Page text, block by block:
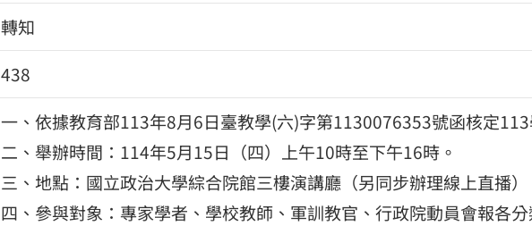
轉知
438
一、依據教育部113年8月6日臺教學(六)字第1130076353號函核定
二、舉辦時間：114年5月15日（四）上午10時至下午16時。
三、地點：國立政治大學綜合院館三樓演講廳（另同步辦理線上直播）
四、參與對象：專家學者、學校教師、軍訓教官、行政院動員會報各